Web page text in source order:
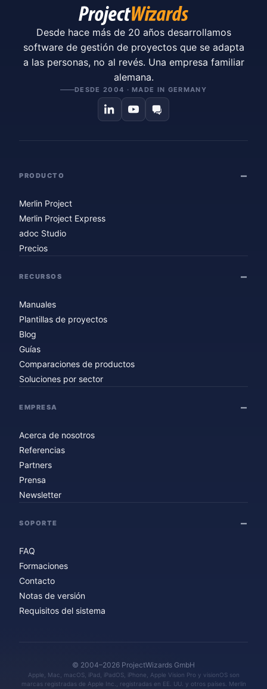
Desde hace más de 20 años desarrollamos
software de gestión de proyectos que se adapta
a las personas, no al revés. Una empresa familiar
alemana.
DESDE 2004 · MADE IN GERMANY
PRODUCTO
Merlin Project
Merlin Project Express
adoc Studio
Precios
RECURSOS
Manuales
Plantillas de proyectos
Blog
Guías
Comparaciones de productos
Soluciones por sector
EMPRESA
Acerca de nosotros
Referencias
Partners
Prensa
Newsletter
SOPORTE
FAQ
Formaciones
Contacto
Notas de versión
Requisitos del sistema
© 2004–2026 ProjectWizards GmbH
Apple, Mac, macOS, iPad, iPadOS, iPhone, Apple Vision Pro y visionOS son
marcas registradas de Apple Inc., registradas en EE. UU. y otros países. Merlin